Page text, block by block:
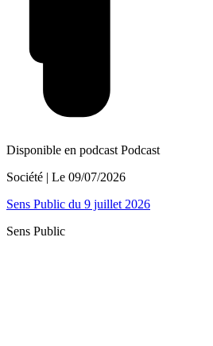
Disponible en podcast Podcast
Société | Le 09/07/2026
Sens Public du 9 juillet 2026
Sens Public